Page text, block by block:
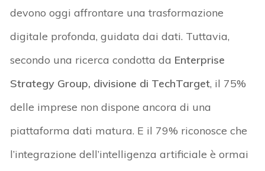
devono oggi affrontare una trasformazione
digitale profonda, guidata dai dati. Tuttavia,
secondo una ricerca condotta da Enterprise
Strategy Group, divisione di TechTarget, il 75%
delle imprese non dispone ancora di una
piattaforma dati matura. E il 79% riconosce che
l’integrazione dell’intelligenza artificiale è ormai